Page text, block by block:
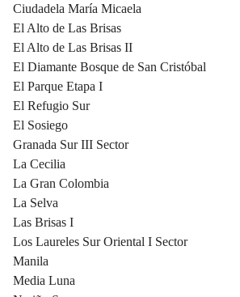
Ciudadela María Micaela
El Alto de Las Brisas
El Alto de Las Brisas II
El Diamante Bosque de San Cristóbal
El Parque Etapa I
El Refugio Sur
El Sosiego
Granada Sur III Sector
La Cecilia
La Gran Colombia
La Selva
Las Brisas I
Los Laureles Sur Oriental I Sector
Manila
Media Luna